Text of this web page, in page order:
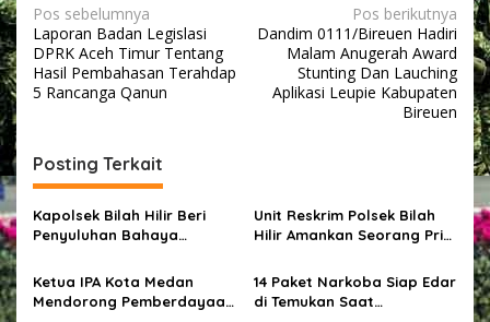
N
a
v
a
s
i
o
Pos sebelumnya
Laporan Badan Legislasi
DPRK Aceh Timur Tentang
Hasil Pembahasan Terahdap
5 Rancanga Qanun
Pos berikutnya
Dandim 0111/Bireuen Hadiri
Malam Anugerah Award
Stunting Dan Lauching
Aplikasi Leupie Kabupaten
Bireuen
Posting Terkait
Kapolsek Bilah Hilir Beri
Penyuluhan Bahaya
Satu Atap Pangkatan
Unit Reskrim Polsek Bilah
Hilir Amankan Seorang Pria
dari 1,2 Kg Barang Bukti
Ketua IPA Kota Medan
Mendorong Pemberdayaan
14 Paket Narkoba Siap Edar
di Temukan Saat